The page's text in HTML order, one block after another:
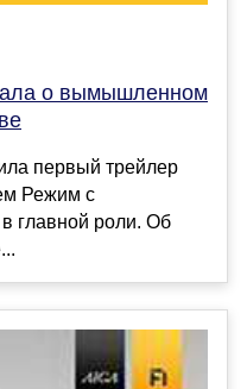
о вымышленном
первый трейлер
Режим с
главной роли. Об